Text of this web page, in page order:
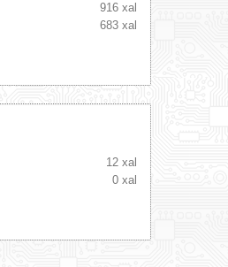
916 xal
683 xal
12 xal
0 xal